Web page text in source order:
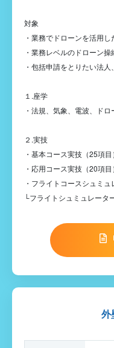
対象
・業務でドローンを活用し
・業務レベルのドローン
・包括申請をとりたい法人
１.座学
・法規、気象、電波、ド
２.実技
・基本コース実技（25項目
・応用コース実技（20項目
・フライトコースシュミュ
└フライトシュミュレータ
外